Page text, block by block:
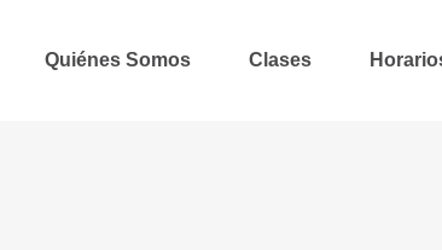
Quiénes Somos Clases